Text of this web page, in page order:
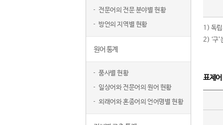
전문어의 전문 분야별 현황
방언의 지역별 현황
원어 통계
품사별 현황
일상어와 전문어의 원어 현황
외래어와 혼종어의 언어명별 현황
1) 독립
2) ‘구
표제